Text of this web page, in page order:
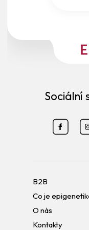
Sociální
B2B
Co je
O nás
Kontakty